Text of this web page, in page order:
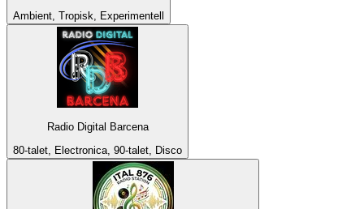
Ambient, Tropisk, Experimentell
Radio Digital Barcena
80-talet, Electronica, 90-talet, Disco